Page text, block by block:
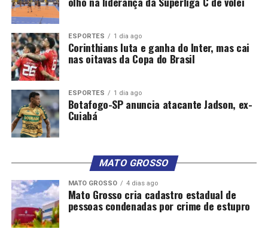
ESPORTES 1 dia ago
Corinthians luta e ganha do Inter, mas cai
nas oitavas da Copa do Brasil
ESPORTES 1 dia ago
Botafogo-SP anuncia atacante Jadson, ex-
Cuiabá
MATO GROSSO
MATO GROSSO 4 dias ago
Mato Grosso cria cadastro estadual de
pessoas condenadas por crime de estupro